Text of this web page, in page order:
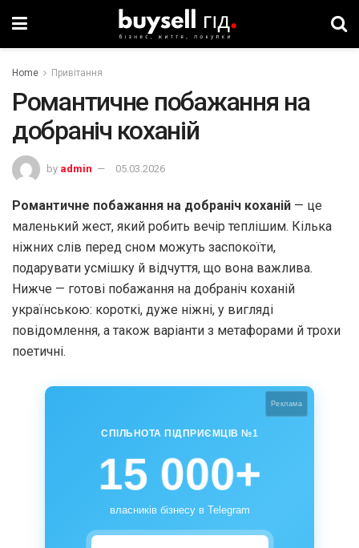
Home Привітання
Романтичне побажання на
добраніч коханій
by admin 05.03.2026
Романтичне побажання на добраніч коханій — це
маленький жест, який робить вечір теплішим. Кілька
ніжних слів перед сном можуть заспокоїти,
подарувати усмішку й відчуття, що вона важлива.
Нижче — готові побажання на добраніч коханій
українською: короткі, дуже ніжні, у вигляді
повідомлення, а також варіанти з метафорами й трохи
поетичні.
Реклама
СПІЛЬНОТА ПІДПРИЄМЦІВ №1
15 000+
власників бізнесу в Telegram